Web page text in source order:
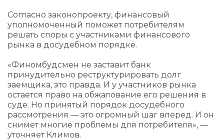
Согласно законопроекту, финансовый
уполномоченный поможет потребителям
решать споры с участниками финансового
рынка в досудебном порядке.
«Финомбудсмен не заставит банк
принудительно реструктурировать долг
заемщика, это правда. И у участников рынка
остается право на обжалование его решения в
суде. Но принятый порядок досудебного
рассмотрения — это огромный шаг вперед. И он
снимет многие проблемы для потребителя», —
уточняет Климов.